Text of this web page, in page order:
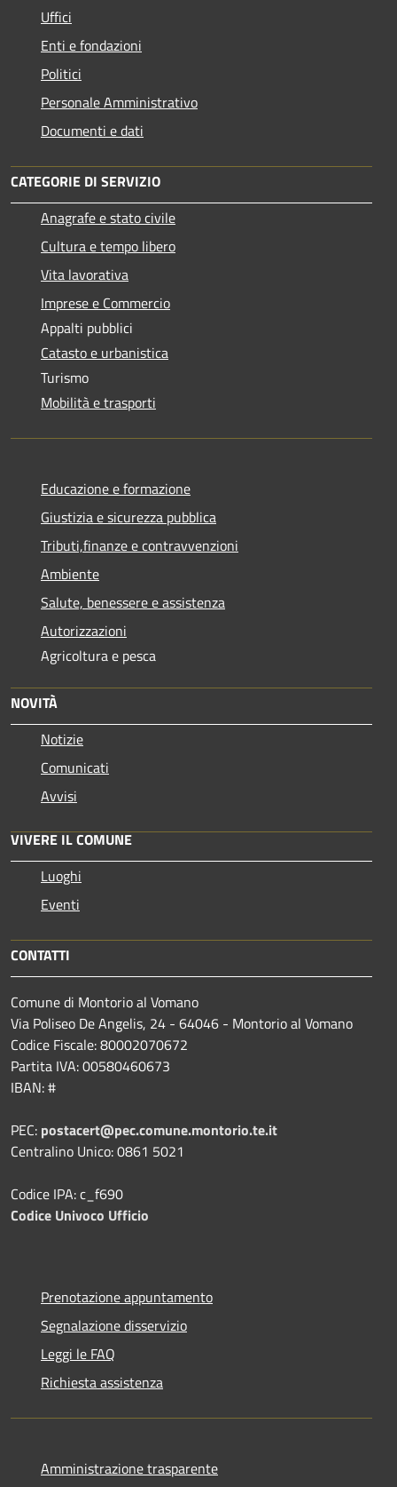
Uffici
Enti e fondazioni
Politici
Personale Amministrativo
Documenti e dati
CATEGORIE DI SERVIZIO
Anagrafe e stato civile
Cultura e tempo libero
Vita lavorativa
Imprese e Commercio
Appalti pubblici
Catasto e urbanistica
Turismo
Mobilità e trasporti
Educazione e formazione
Giustizia e sicurezza pubblica
Tributi,finanze e contravvenzioni
Ambiente
Salute, benessere e assistenza
Autorizzazioni
Agricoltura e pesca
NOVITÀ
Notizie
Comunicati
Avvisi
VIVERE IL COMUNE
Luoghi
Eventi
CONTATTI
Comune di Montorio al Vomano
Via Poliseo De Angelis, 24 - 64046 - Montorio al Vomano
Codice Fiscale: 80002070672
Partita IVA: 00580460673
IBAN: #
PEC: postacert@pec.comune.montorio.te.it
Centralino Unico: 0861 5021
Codice IPA: c_f690
Codice Univoco Ufficio
Prenotazione appuntamento
Segnalazione disservizio
Leggi le FAQ
Richiesta assistenza
Amministrazione trasparente